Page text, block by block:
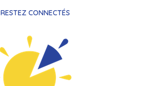
RESTEZ CONNECTÉS